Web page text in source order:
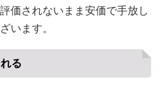
価されないまま安価で手放し
います。
る